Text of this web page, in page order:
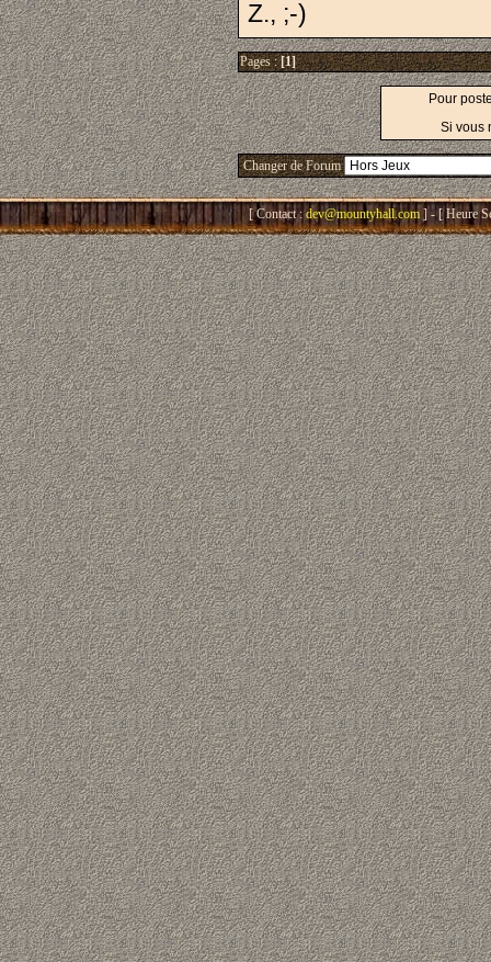
Z., ;-)
Pages :[1]
Pour
Si vous
Changer de Forum
[ Contact : dev@mountyhall.com ] - [ Heure